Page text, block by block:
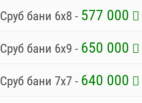
Сруб бани 6х8 - 577 000
Сруб бани 6x9 - 650 000
Сруб бани 7x7 - 640 000